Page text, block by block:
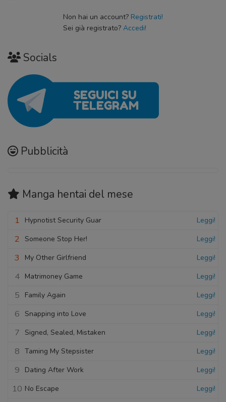
Capitolo 11
Capitolo 10
10 Febbraio 2023
Capitolo 03
Capitolo 02
Non hai un account? Registrati!
Sei già registrato? Accedi!
Socials
Pubblicità
Manga hentai del mese
1 Hypnotist Security Guar Leggi!
2 Someone Stop Her! Leggi!
3 My Other Girlfriend Leggi!
4 Matrimoney Game Leggi!
5 Family Again Leggi!
6 Snapping into Love Leggi!
7 Signed, Sealed, Mistaken Leggi!
8 Taming My Stepsister Leggi!
9 Dating After Work Leggi!
10 No Escape Leggi!